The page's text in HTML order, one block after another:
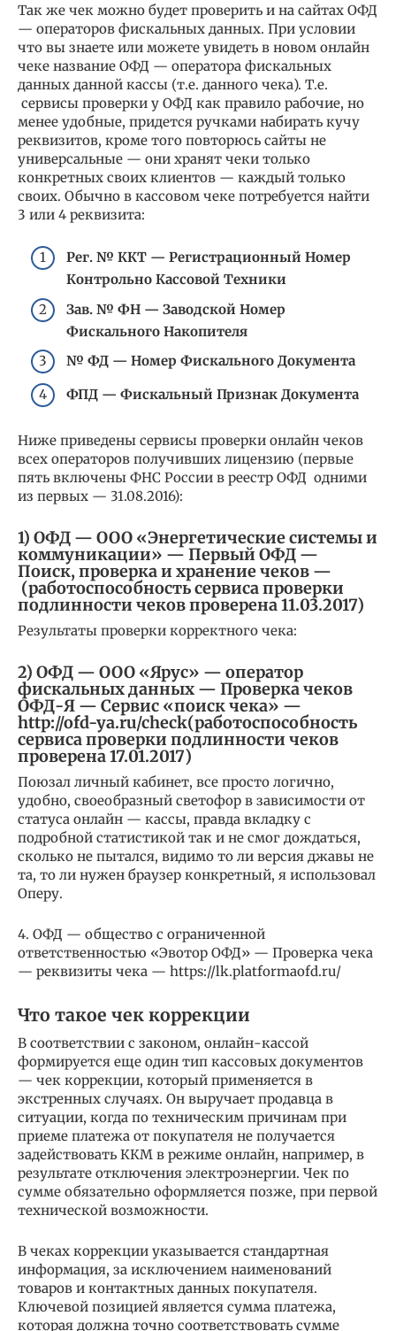
Так же чек можно будет проверить и на сайтах ОФД
— операторов фискальных данных. При условии
что вы знаете или можете увидеть в новом онлайн
чеке название ОФД — оператора фискальных
данных данной кассы (т.е. данного чека). Т.е.
сервисы проверки у ОФД как правило рабочие, но
менее удобные, придется ручками набирать кучу
реквизитов, кроме того повторюсь сайты не
универсальные — они хранят чеки только
конкретных своих клиентов — каждый только
своих. Обычно в кассовом чеке потребуется найти
3 или 4 реквизита:
Рег. № ККТ — Регистрационный Номер
Контрольно Кассовой Техники
Зав. № ФН — Заводской Номер
Фискального Накопителя
№ ФД — Номер Фискального Документа
ФПД — Фискальный Признак Документа
Ниже приведены сервисы проверки онлайн чеков
всех операторов получивших лицензию (первые
пять включены ФНС России в реестр ОФД одними
из первых — 31.08.2016):
1) ОФД — ООО «Энергетические системы и
коммуникации» — Первый ОФД —
Поиск, проверка и хранение чеков —
(работоспособность сервиса проверки
подлинности чеков проверена 11.03.2017)
Результаты проверки корректного чека:
2) ОФД — ООО «Ярус» — оператор
фискальных данных — Проверка чеков
ОФД-Я — Сервис «поиск чека» —
http://ofd-ya.ru/check(работоспособность
сервиса проверки подлинности чеков
проверена 17.01.2017)
Поюзал личный кабинет, все просто логично,
удобно, своеобразный светофор в зависимости от
статуса онлайн — кассы, правда вкладку с
подробной статистикой так и не смог дождаться,
сколько не пытался, видимо то ли версия джавы не
та, то ли нужен браузер конкретный, я использовал
Оперу.
4. ОФД — общество с ограниченной
ответственностью «Эвотор ОФД» — Проверка чека
— реквизиты чека — https://lk.platformaofd.ru/
Что такое чек коррекции
В соответствии с законом, онлайн-кассой
формируется еще один тип кассовых документов
— чек коррекции, который применяется в
экстренных случаях. Он выручает продавца в
ситуации, когда по техническим причинам при
приеме платежа от покупателя не получается
задействовать ККМ в режиме онлайн, например, в
результате отключения электроэнергии. Чек по
сумме обязательно оформляется позже, при первой
технической возможности.
В чеках коррекции указывается стандартная
информация, за исключением наименований
товаров и контактных данных покупателя.
Ключевой позицией является сумма платежа,
которая должна точно соответствовать сумме